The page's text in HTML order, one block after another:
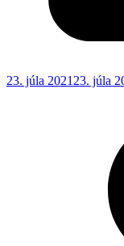
23. júla 2021 23. júla